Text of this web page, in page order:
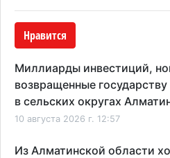
Нравится
Миллиарды инвестиций,
возвращенные
в сельских округах
10 августа 2026 г. 12:57
Из Алматинской области